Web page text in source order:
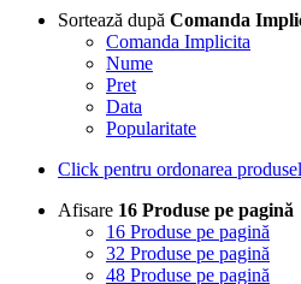
Sortează după Comanda
Comanda Implicita
Nume
Pret
Data
Popularitate
Click pentru ordonarea
Afisare 16 Produse pe pagină
16 Produse pe pagină
32 Produse pe pagină
48 Produse pe pagină